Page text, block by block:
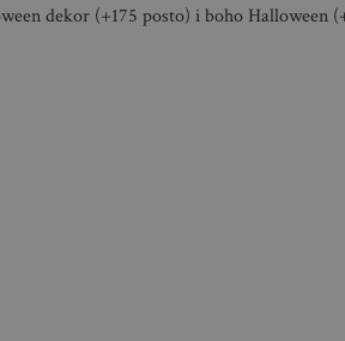
dekor (+175 posto) i boho Halloween